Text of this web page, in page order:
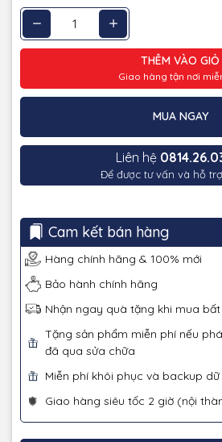
THÊM VÀO GIỎ
Giao hàng tận nơi
MUA NGAY
Liên hệ
Để được tư vấn và hỗ
Cam kết bán hàng
Hàng chính hãng & 100% mới
Bảo hành chính hãng
Nhận ngay quà tặng khi mua
Tặng sản phẩm miễn phí nếu
đã qua sửa chữa
Miễn phí khôi phục và backup dữ
Giao hàng siêu tốc 2 giờ (nội